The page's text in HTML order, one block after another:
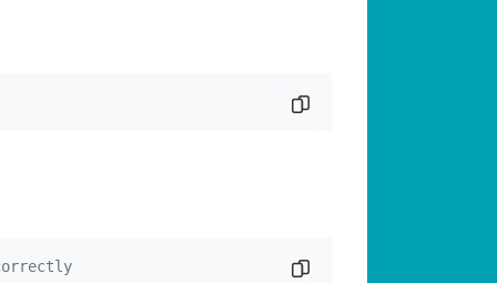
复制代码片段
复制代码片段